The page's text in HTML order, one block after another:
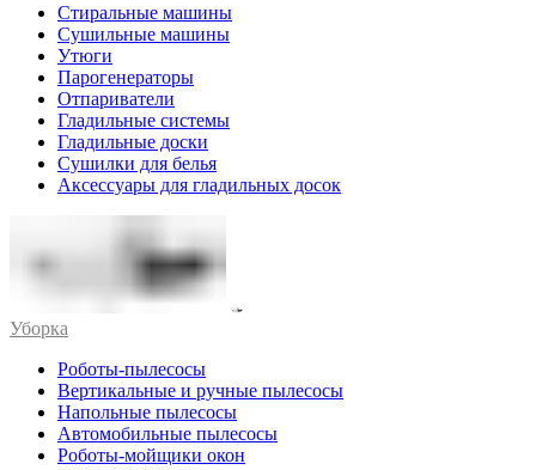
Стиральные машины
Сушильные машины
Утюги
Парогенераторы
Отпариватели
Гладильные системы
Гладильные доски
Сушилки для белья
Аксессуары для гладильных досок
Уборка
Роботы-пылесосы
Вертикальные и ручные пылесосы
Напольные пылесосы
Автомобильные пылесосы
Роботы-мойщики окон